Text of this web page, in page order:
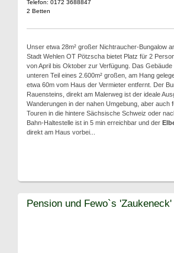
Telefon: 0172 3688847
2 Betten
Unser etwa 28m² großer Nichtraucher-Bungalow
Stadt Wehlen OT Pötzscha bietet Platz für 2
von April bis Oktober zur Verfügung. Das Gebäude
unteren Teil eines 2.600m² großen, am Hang
etwa 60m vom Haus der Vermieter entfernt. Der
Rauensteins, direkt am Malerweg ist der ideale
Wanderungen in der nahen Umgebung, aber auch
Touren in die hintere Sächsische Schweiz oder
Bahn-Haltestelle ist in 5 min erreichbar und der
direkt am Haus vorbei...
Pension und Fewo`s 'Zaukeneck'